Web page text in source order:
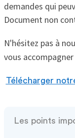
demandes qui
Document non
N'hésitez pas à
vous
Télécharger
Les points